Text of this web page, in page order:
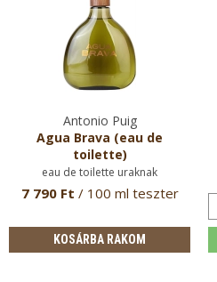
Antonio Puig
Agua Brava (eau de
toilette)
eau de toilette uraknak
7 790 Ft / 100 ml teszter
KOSÁRBA RAKOM